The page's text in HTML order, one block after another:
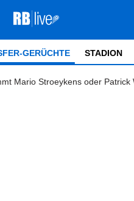
GERÜCHTE STADION
Mario Stroeykens oder